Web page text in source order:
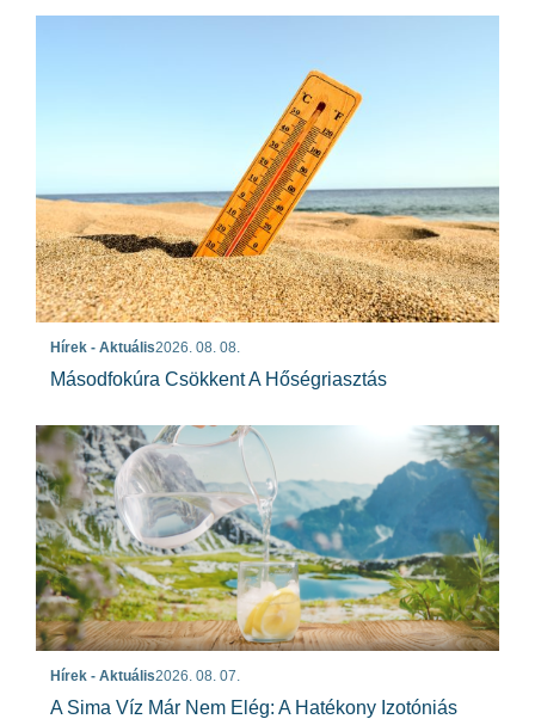
Hírek - Aktuális2026. 08. 08.
Másodfokúra Csökkent A Hőségriasztás
Hírek - Aktuális2026. 08. 07.
A Sima Víz Már Nem Elég: A Hatékony Izotóniás